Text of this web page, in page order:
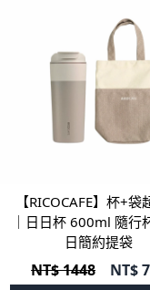
【RICOCAFE】杯+袋
｜日日杯 600ml 隨行
日簡約提袋
NT$ 1448 NT$